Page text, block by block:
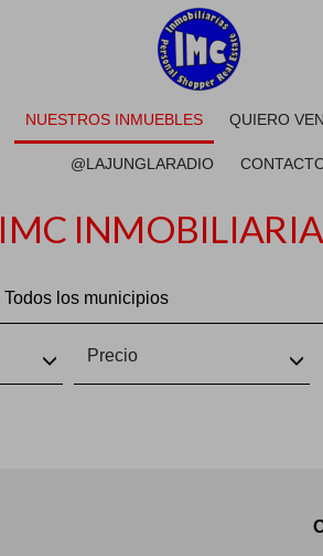
NUESTROS INMUEBLES QUIERO
@LAJUNGLARADIO
IMC
Todos los municipios
Precio